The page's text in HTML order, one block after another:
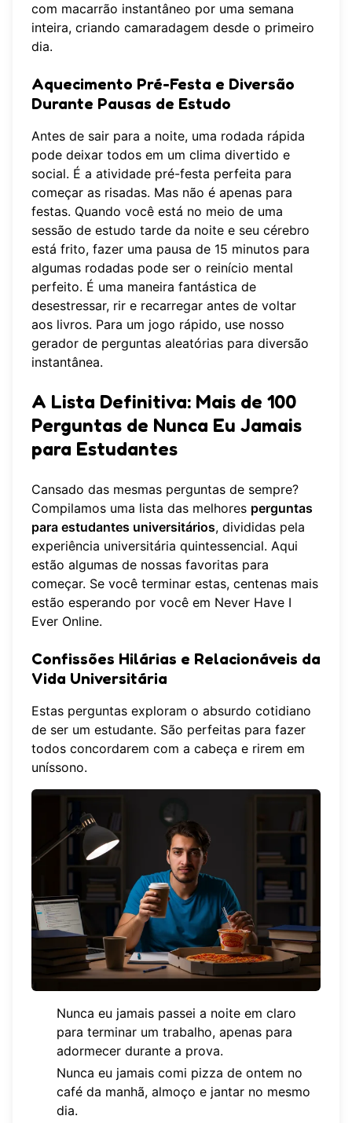
com macarrão instantâneo por uma semana
inteira, criando camaradagem desde o primeiro
dia.
Aquecimento Pré-Festa e Diversão
Durante Pausas de Estudo
Antes de sair para a noite, uma rodada rápida
pode deixar todos em um clima divertido e
social. É a atividade pré-festa perfeita para
começar as risadas. Mas não é apenas para
festas. Quando você está no meio de uma
sessão de estudo tarde da noite e seu cérebro
está frito, fazer uma pausa de 15 minutos para
algumas rodadas pode ser o reinício mental
perfeito. É uma maneira fantástica de
desestressar, rir e recarregar antes de voltar
aos livros. Para um jogo rápido, use nosso
gerador de perguntas aleatórias para diversão
instantânea.
A Lista Definitiva: Mais de 100
Perguntas de Nunca Eu Jamais
para Estudantes
Cansado das mesmas perguntas de sempre?
Compilamos uma lista das melhores perguntas
para estudantes universitários, divididas pela
experiência universitária quintessencial. Aqui
estão algumas de nossas favoritas para
começar. Se você terminar estas, centenas mais
estão esperando por você em Never Have I
Ever Online.
Confissões Hilárias e Relacionáveis da
Vida Universitária
Estas perguntas exploram o absurdo cotidiano
de ser um estudante. São perfeitas para fazer
todos concordarem com a cabeça e rirem em
uníssono.
Nunca eu jamais passei a noite em claro
para terminar um trabalho, apenas para
adormecer durante a prova.
Nunca eu jamais comi pizza de ontem no
café da manhã, almoço e jantar no mesmo
dia.